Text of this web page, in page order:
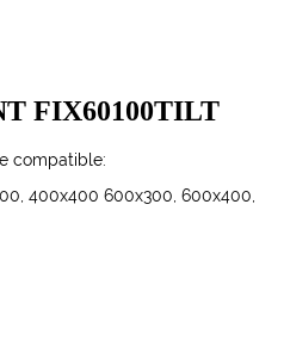
FIX60100TILT
compatible:
400x400 600x300, 600x400,